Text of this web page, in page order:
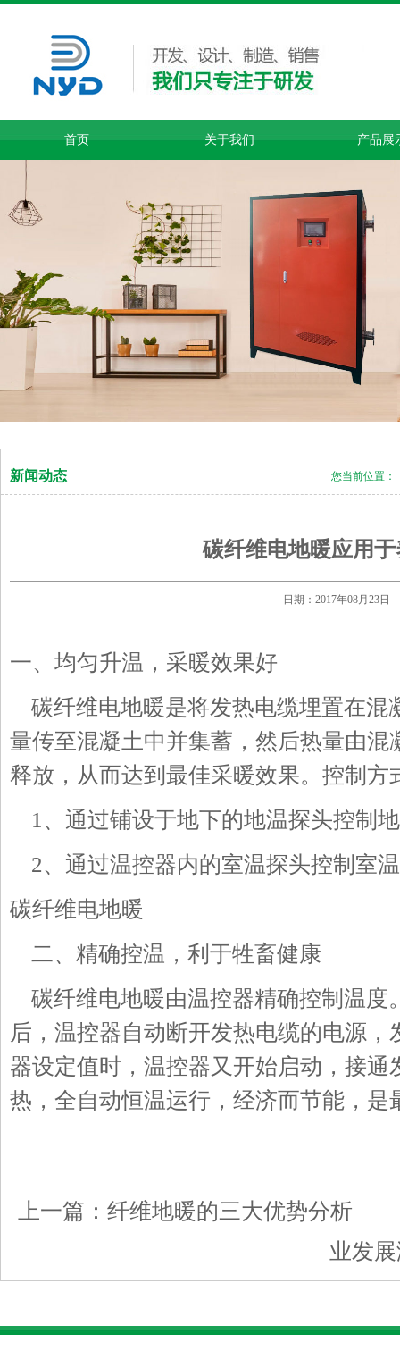
首页 关于我们 产品展
新闻动态 您当前位置：
碳纤维电地暖应用
日期：2017年08月
一、均匀升温，采暖效果好
碳纤维电地暖是将发热电缆埋置在混
量传至混凝土中并集蓄，然后热量由
释放，从而达到最佳采暖效果。控制方
1、通过铺设于地下的地温探头控制
2、通过温控器内的室温探头控制室
碳纤维电地暖
二、精确控温，利于牲畜健康
碳纤维电地暖由温控器精确控制温度
后，温控器自动断开发热电缆的电源
器设定值时，温控器又开始启动，接
热，全自动恒温运行，经济而节能，是
上一篇： 纤维地暖的三大优势分析
业发